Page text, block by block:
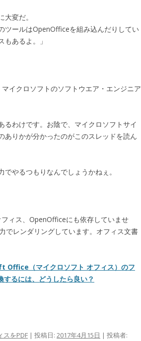
変だ。
ツールはOpenOfficeを組み込んだりしてい
あるよ。」
イクロソフトのソフトウエア・エンジニア
るわけです。お陰で、マイクロソフトサイ
ありかが分かったのがこのスレッドを読ん
やるつもりなんでしょうかねぇ。
ィス、OpenOfficeにも依存していませ
でレンダリングしています。オフィス文書
Office（マイクロソフト オフィス）のフ
するには、どうしたら良い？
スをPDF | 投稿日: 2017年4月15日 | 投稿者: